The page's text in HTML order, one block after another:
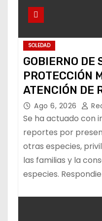
SOLEDAD
GOBIERNO DE
PROTECCIÓN
ATENCIÓN DE
FAUNA
Ago 6, 2026
Se ha actuado con
reportes por
otras especies,
las familias y la
especies.